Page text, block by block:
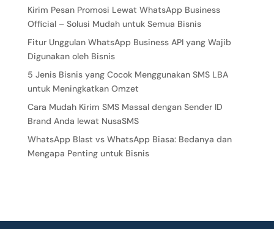
Kirim Pesan Promosi Lewat WhatsApp Business
Official – Solusi Mudah untuk Semua Bisnis
Fitur Unggulan WhatsApp Business API yang Wajib
Digunakan oleh Bisnis
5 Jenis Bisnis yang Cocok Menggunakan SMS LBA
untuk Meningkatkan Omzet
Cara Mudah Kirim SMS Massal dengan Sender ID
Brand Anda lewat NusaSMS
WhatsApp Blast vs WhatsApp Biasa: Bedanya dan
Mengapa Penting untuk Bisnis